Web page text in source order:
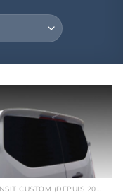
TRANSIT CUSTOM (DEPUIS 2012)